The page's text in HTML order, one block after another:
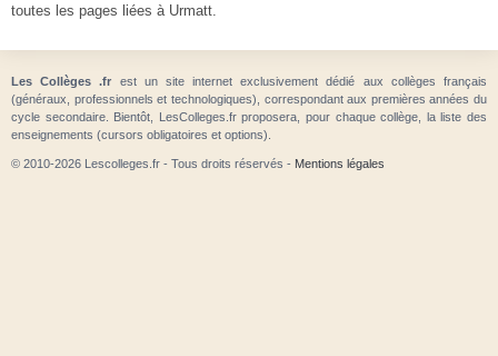
toutes les pages liées à Urmatt.
Les Collèges .fr est un site internet exclusivement dédié aux collèges français
(généraux, professionnels et technologiques), correspondant aux premières années du
cycle secondaire. Bientôt, LesColleges.fr proposera, pour chaque collège, la liste des
enseignements (cursors obligatoires et options).
© 2010-2026 Lescolleges.fr - Tous droits réservés - Mentions légales